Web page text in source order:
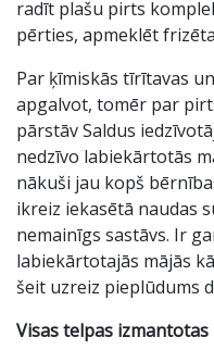
radīt plašu pirts
pērties, apmeklēt
Par ķīmiskās tīrītavas
apgalvot, tomēr par
pārstāv Saldus
nedzīvo labiekārtotās
nākuši jau kopš
ikreiz iekasētā naudas
nemainīgs sastāvs. Ir
labiekārtotajās mājās
šeit uzreiz pieplūdums
Visas telpas izmantotas